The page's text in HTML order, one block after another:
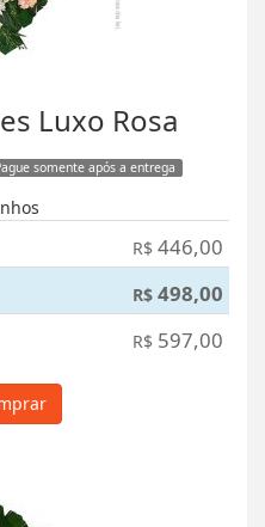
Luxo Rosa
somente após a entrega
R$ 446,00
R$ 498,00
R$ 597,00